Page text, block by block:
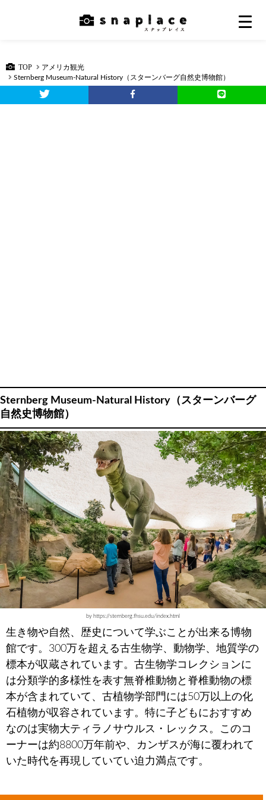
TOP
アメリカ観光
Sternberg Museum-Natural History（スターンバーグ自然史博物館）
Sternberg Museum-Natural History（スターンバーグ
自然史博物館）
by https://sternberg.fhsu.edu/index.html
生き物や自然、歴史について学ぶことが出来る博物
館です。300万を超える古生物学、動物学、地質学の
標本が収蔵されています。古生物学コレクションに
は分類学的多様性を表す無脊椎動物と脊椎動物の標
本が含まれていて、古植物学部門には50万以上の化
石植物が収容されています。特に子どもにおすすめ
なのは実物大ティラノサウルス・レックス。このコ
ーナーは約8800万年前や、カンザスが海に覆われて
いた時代を再現していてい迫力満点です。